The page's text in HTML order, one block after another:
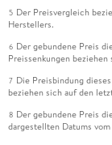
5 Der Preisvergleich
Herstellers.
6 Der gebundene Preis
Preissenkungen
7 Die Preisbindung
beziehen sich auf den
8 Der gebundene Preis
dargestellten Datums